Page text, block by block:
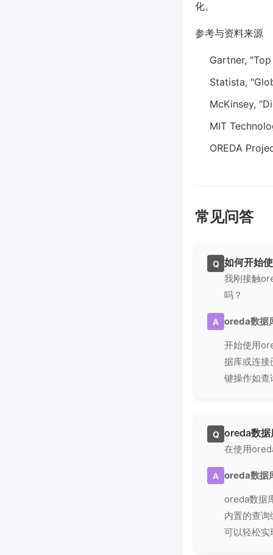
化。
参考与资料来源
Gartner,
Statista,
McKinsey,
MIT
OREDA
常见问答
Q 如何开始
我刚接触
吗？
A oreda数据
开始使用
据库或连接
键操作如查
Q oreda数据
在使用
A oreda数据
oreda数据
内置的查
可以轻松实